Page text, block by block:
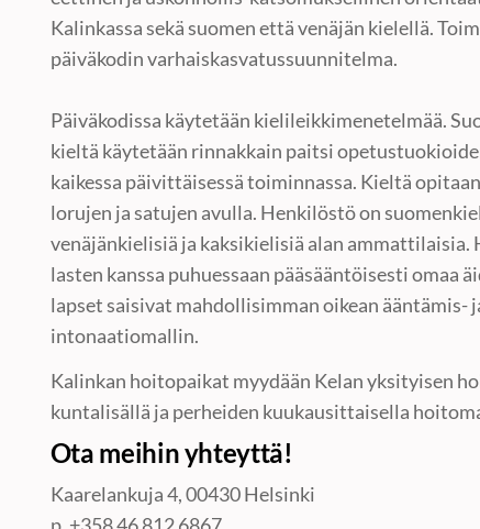
Kalinkassa sekä suomen että venäjän kielellä.
päiväkodin varhaiskasvatussuunnitelma.
Päiväkodissa käytetään kielileikkimenetelmää.
kieltä käytetään rinnakkain paitsi
kaikessa päivittäisessä toiminnassa. Kieltä
lorujen ja satujen avulla. Henkilöstö on
venäjänkielisiä ja kaksikielisiä alan ammattilaisia.
lasten kanssa puhuessaan pääsääntöisesti omaa
lapset saisivat mahdollisimman oikean ääntämis-
intonaatiomallin.
Kalinkan hoitopaikat myydään Kelan yksityisen
kuntalisällä ja perheiden kuukausittaisella
Ota meihin yhteyttä!
Kaarelankuja 4, 00430 Helsinki
p. +358 46 812 6867